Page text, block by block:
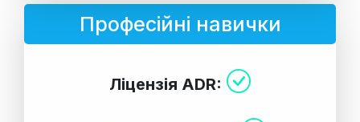
Професійні навички
Ліцензія ADR: